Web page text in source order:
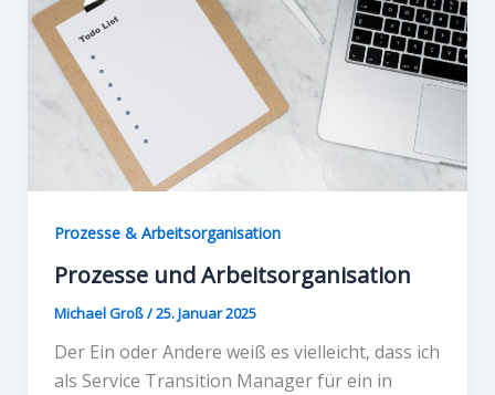
Prozesse & Arbeitsorganisation
Prozesse und Arbeitsorganisation
Michael Groß/25. Januar 2025
Der Ein oder Andere weiß es vielleicht, dass ich
als Service Transition Manager für ein in